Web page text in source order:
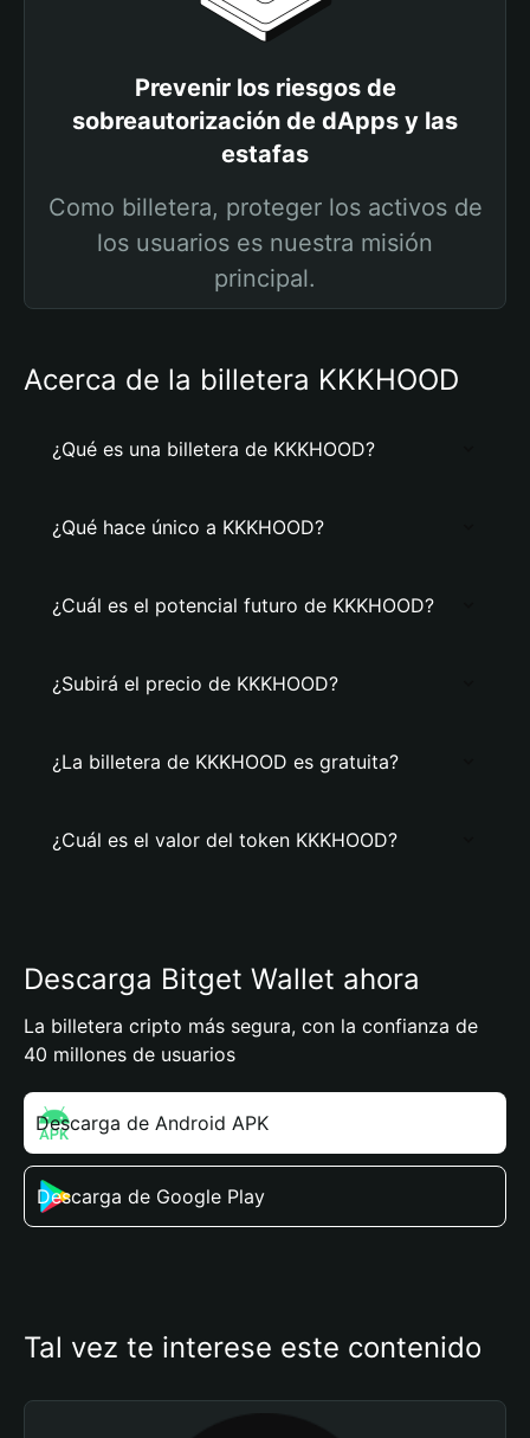
Prevenir los riesgos de
sobreautorización de dApps y las
estafas
Como billetera, proteger los activos de
los usuarios es nuestra misión
principal.
Acerca de la billetera KKKHOOD
¿Qué es una billetera de KKKHOOD?
¿Qué hace único a KKKHOOD?
¿Cuál es el potencial futuro de KKKHOOD?
¿Subirá el precio de KKKHOOD?
¿La billetera de KKKHOOD es gratuita?
¿Cuál es el valor del token KKKHOOD?
Descarga Bitget Wallet ahora
La billetera cripto más segura, con la confianza de
40 millones de usuarios
Descarga de Android APK
Descarga de Google Play
Tal vez te interese este contenido